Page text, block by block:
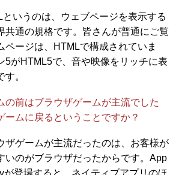
いうのは、ウェブページを表示する
共通の規格です。皆さんが普通にご覧
ページは、HTMLで構成されていま
5がHTML5で、音や映像をリッチに表
。
前はブラウザゲームが主流でした
ームに戻るということですか？
ゲームが主流だったのは、お客様が
いのがブラウザだったからです。App